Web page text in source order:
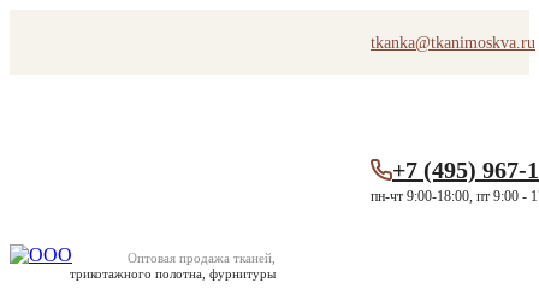
tkanka@tkanimoskva.ru
Оптовая продажа тканей,
трикотажного полотна, фурнитуры
+7 (495) 967-
пн-чт 9:00-18:00, пт 9:00 -